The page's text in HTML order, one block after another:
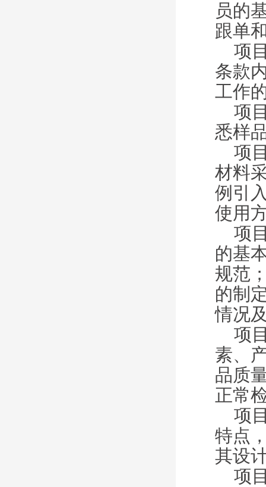
员的
跟单
项
条款
工作
项
悉样
项
材料
例引
使用
项
的基
规范
的制
情况
项
素、
品质
正常
项
特点
其设
项